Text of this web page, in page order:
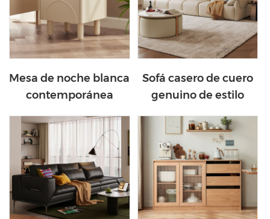
Mesa de noche blanca
contemporánea
noche con cajón nu1b-
Sofá casero de cuero
genuino de estilo
A